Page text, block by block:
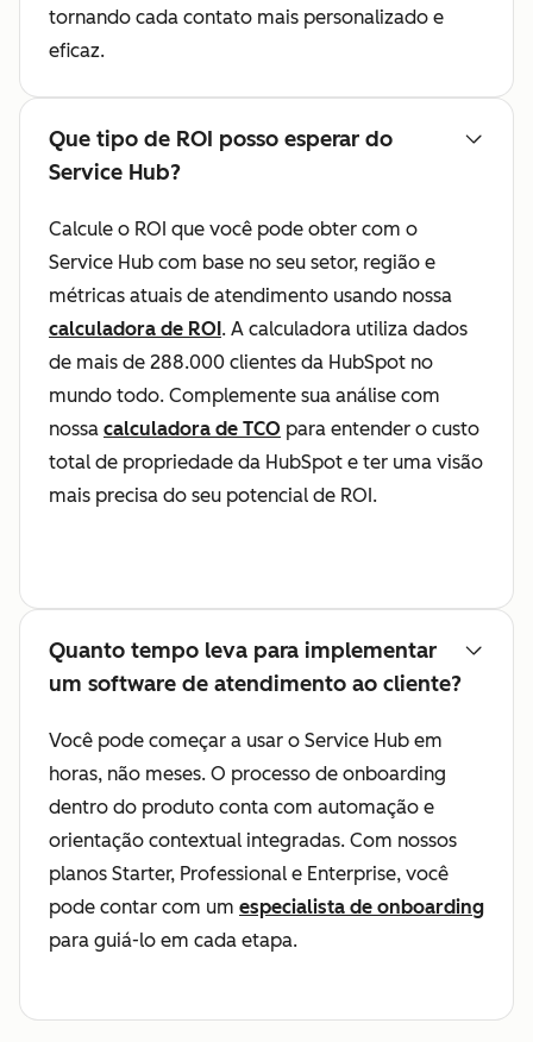
tornando cada contato mais personalizado e
eficaz.
Que tipo de ROI posso esperar do
Service Hub?
Calcule o ROI que você pode obter com o
Service Hub com base no seu setor, região e
métricas atuais de atendimento usando nossa
calculadora de ROI . A calculadora utiliza dados
de mais de 288.000 clientes da HubSpot no
mundo todo. Complemente sua análise com
nossa calculadora de TCO para entender o custo
total de propriedade da HubSpot e ter uma visão
mais precisa do seu potencial de ROI.
Quanto tempo leva para implementar
um software de atendimento ao cliente?
Você pode começar a usar o Service Hub em
horas, não meses. O processo de onboarding
dentro do produto conta com automação e
orientação contextual integradas. Com nossos
planos Starter, Professional e Enterprise, você
pode contar com um especialista de onboarding
para guiá-lo em cada etapa.